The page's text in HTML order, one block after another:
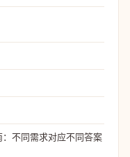
不同需求对应不同答案